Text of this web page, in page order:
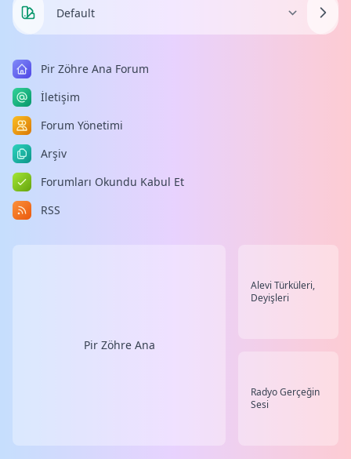
Pir Zöhre Ana Forum
İletişim
Forum Yönetimi
Arşiv
Forumları Okundu Kabul Et
RSS
Pir Zöhre Ana
Alevi Türküleri,
Deyişleri
Radyo Gerçeğin
Sesi